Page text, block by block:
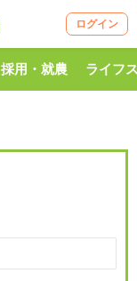
ログイン
採用・就農 ライフ